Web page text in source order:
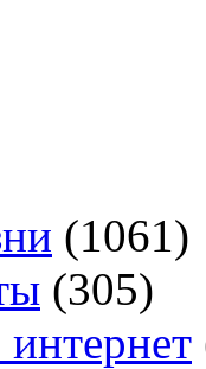
(1061)
(305)